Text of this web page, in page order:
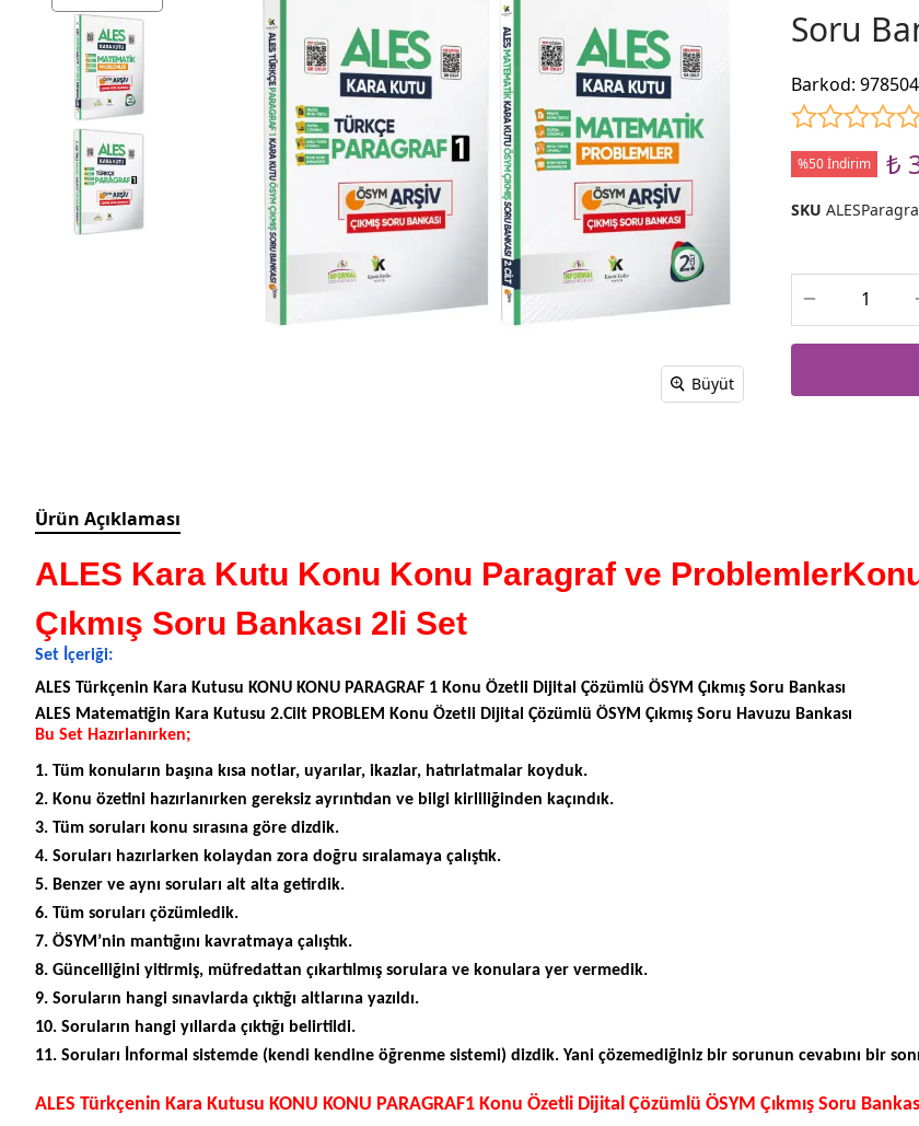
Büyüt
Soru
Barkod:
%50 İndirim ₺
SKU
Ürün Açıklaması
ALES Kara Kutu Konu Konu Paragraf ve
Çıkmış Soru Bankası 2li Set
Set İçeriği:
ALES Türkçenin Kara Kutusu KONU KONU PARAGRAF 1 Konu Özetli Dijital Çözümlü ÖSYM Çıkmış Soru Bankası
ALES Matematiğin Kara Kutusu 2.Cilt PROBLEM Konu Özetli Dijital Çözümlü ÖSYM Çıkmış Soru Havuzu Bankası
Bu Set Hazırlanırken;
1. Tüm konuların başına kısa notlar, uyarılar, ikazlar, hatırlatmalar koyduk.
2. Konu özetini hazırlanırken gereksiz ayrıntıdan ve bilgi kirliliğinden kaçındık.
3. Tüm soruları konu sırasına göre dizdik.
4. Soruları hazırlarken kolaydan zora doğru sıralamaya çalıştık.
5. Benzer ve aynı soruları alt alta getirdik.
6. Tüm soruları çözümledik.
7. ÖSYM’nin mantığını kavratmaya çalıştık.
8. Güncelliğini yitirmiş, müfredattan çıkartılmış sorulara ve konulara yer vermedik.
9. Soruların hangi sınavlarda çıktığı altlarına yazıldı.
10. Soruların hangi yıllarda çıktığı belirtildi.
11. Soruları İnformal sistemde (kendi kendine öğrenme sistemi) dizdik. Yani çözemediğiniz bir sorunun cevabını bir
ALES Türkçenin Kara Kutusu KONU KONU PARAGRAF1 Konu Özetli Dijital Çözümlü ÖSYM Çıkmış Soru